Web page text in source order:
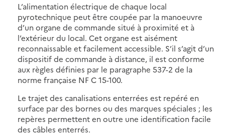
L’alimentation électrique de chaque local
pyrotechnique peut être coupée par la manoeuvre
d’un organe de commande situé à proximité et à
l’extérieur du local. Cet organe est aisément
reconnaissable et facilement accessible. S’il s’agit d’un
dispositif de commande à distance, il est conforme
aux règles définies par le paragraphe 537-2 de la
norme française NF C 15-100.
Le trajet des canalisations enterrées est repéré en
surface par des bornes ou des marques spéciales ; les
repères permettent en outre une identification facile
des câbles enterrés.